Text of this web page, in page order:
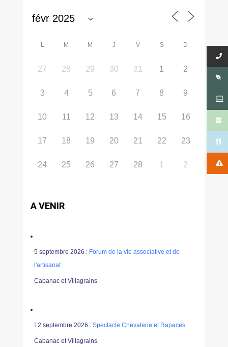
L M M J V S D
27 28 29 30 31 1 2
3 4 5 6 7 8 9
10 11 12 13 14 15 16
17 18 19 20 21 22 23
24 25 26 27 28 1 2
A VENIR
5 septembre 2026 : Forum de la vie associative et de
l'artisanat
Cabanac et Villagrains
12 septembre 2026 : Spectacle Chevalerie et Rapaces
Cabanac et Villagrains